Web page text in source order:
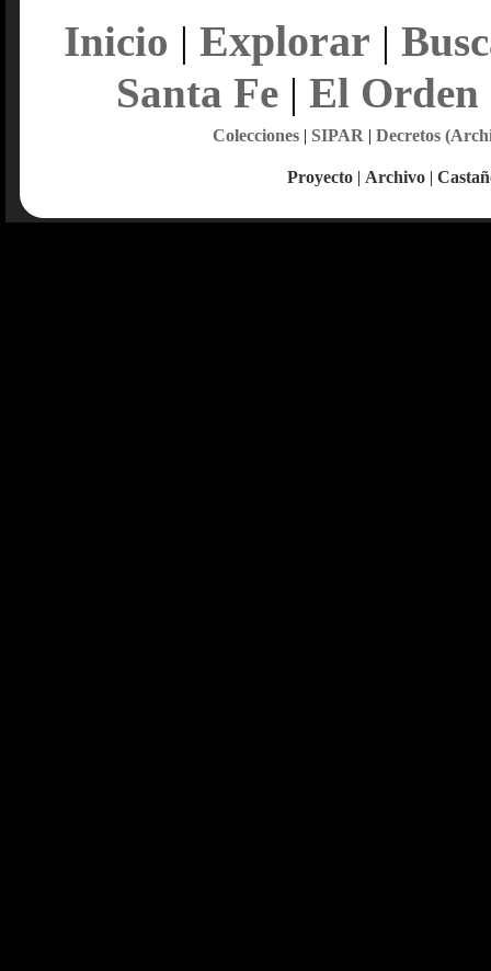
Inicio | Explorar |
Santa Fe| El Orden
Colecciones| SIPAR | Decretos
Proyecto | Archivo |